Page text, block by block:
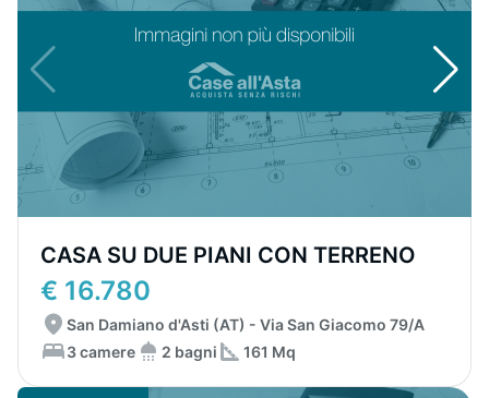
CASA SU DUE PIANI CON TERRENO
€ 16.780
San Damiano d'Asti (AT) - Via San Giacomo 79/A
3 camere
2 bagni 161 Mq